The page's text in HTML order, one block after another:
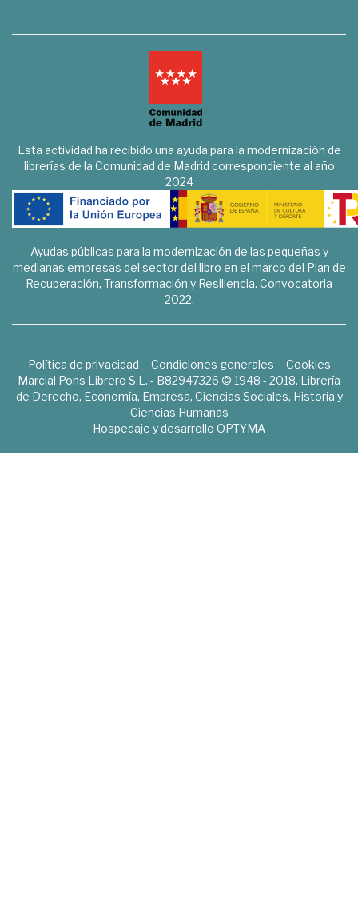
Esta actividad ha recibido una ayuda para la modernización de
librerías de la Comunidad de Madrid correspondiente al año
2024
Ayudas públicas para la modernización de las pequeñas y
medianas empresas del sector del libro en el marco del Plan de
Recuperación, Transformación y Resiliencia. Convocatoria
2022.
Política de privacidad Condiciones generales
Cookies
Marcial Pons Librero S.L. - B82947326 © 1948 - 2018. Librería
de Derecho, Economía, Empresa, Ciencias Sociales, Historia y
Ciencias Humanas
Hospedaje y desarrollo OPTYMA